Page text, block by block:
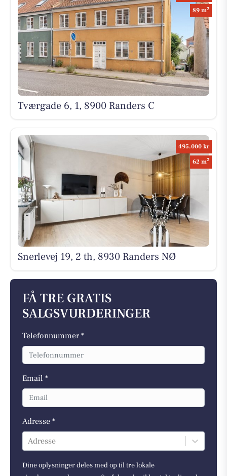
89 m2
Tværgade 6, 1, 8900 Randers C
495.000 kr
62 m2
Snerlevej 19, 2 th, 8930 Randers NØ
FÅ TRE GRATIS
SALGSVURDERINGER
Telefonnummer *
Email *
Adresse *
Adresse
Dine oplysninger deles med op til tre lokale